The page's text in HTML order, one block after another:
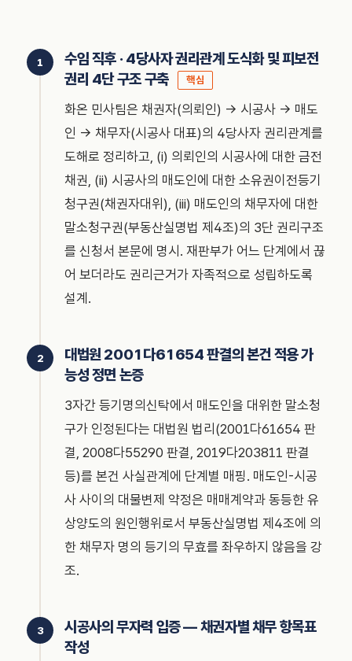
수임 직후 · 4당사자 권리관계 도식화 및 피보전
권리 4단 구조 구축
핵심
화온 민사팀은 채권자(의뢰인) → 시공사 → 매도
인 → 채무자(시공사 대표)의 4당사자 권리관계를
도해로 정리하고, (i) 의뢰인의 시공사에 대한 금전
채권, (ii) 시공사의 매도인에 대한 소유권이전등기
청구권(채권자대위), (iii) 매도인의 채무자에 대한
말소청구권(부동산실명법 제4조)의 3단 권리구조
를 신청서 본문에 명시. 재판부가 어느 단계에서 끊
어 보더라도 권리근거가 자족적으로 성립하도록
설계.
대법원 2001다61654 판결의 본건 적용 가
능성 정면 논증
3자간 등기명의신탁에서 매도인을 대위한 말소청
구가 인정된다는 대법원 법리(2001다61654 판
결, 2008다55290 판결, 2019다203811 판결
등)를 본건 사실관계에 단계별 매핑. 매도인-시공
사 사이의 대물변제 약정은 매매계약과 동등한 유
상양도의 원인행위로서 부동산실명법 제4조에 의
한 채무자 명의 등기의 무효를 좌우하지 않음을 강
조.
시공사의 무자력 입증 — 채권자별 채무 항목표
작성